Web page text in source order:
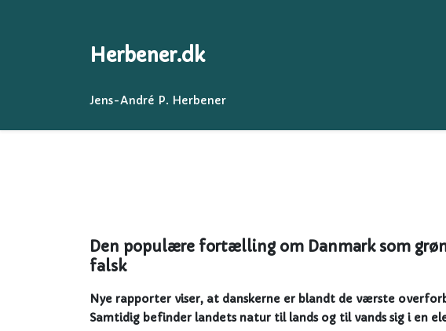
Herbener.dk
Jens-André P. Herbener
Den populære fortælling om Danmark som
falsk
Nye rapporter viser, at danskerne er blandt de værste
Samtidig befinder landets natur til lands og til vands sig i en